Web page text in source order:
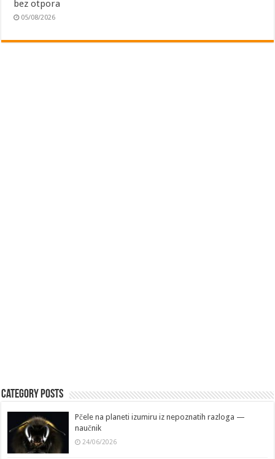
bez otpora
05/08/2026
Category Posts
Pčele na planeti izumiru iz nepoznatih razloga —
naučnik
24/06/2026